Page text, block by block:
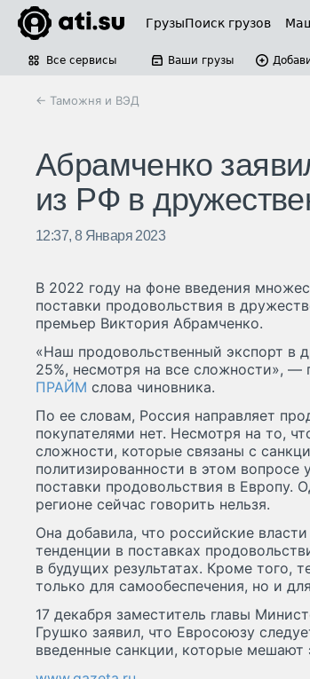
ГрузыПоиск грузов
Все сервисы Ваши грузы
← Таможня и ВЭД
Абрамченко
из РФ в
12:37, 8 Января 2023
В 2022 году на фоне введения
поставки продовольствия в
премьер Виктория Абрамченко.
«Наш продовольственный экспорт в
25%, несмотря на все сложности», —
ПРАЙМ слова чиновника.
По ее словам, Россия направляет
покупателями нет. Несмотря на то,
сложности, которые связаны с
политизированности в этом
поставки продовольствия в Европу.
регионе сейчас говорить нельзя.
Она добавила, что российские
тенденции в поставках
в будущих результатах. Кроме того,
только для самообеспечения, но и
17 декабря заместитель главы
Грушко заявил, что Евросоюзу
введенные санкции, которые мешают